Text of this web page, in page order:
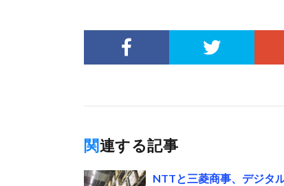
関連する記事
NTTと三菱商事、デジタ